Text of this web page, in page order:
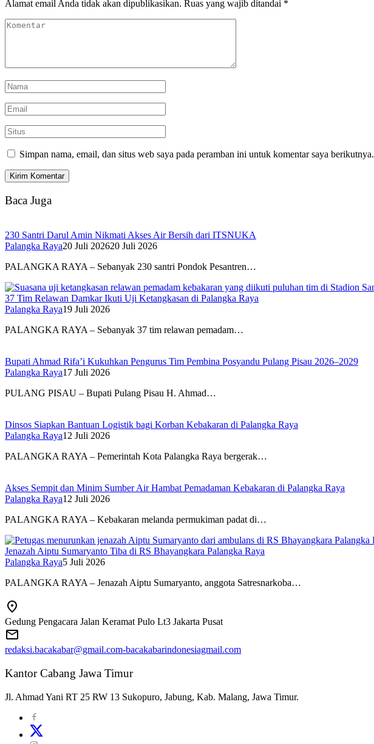
Alamat email Anda tidak akan dipublikasikan. Ruas yang wajib ditandai *
Simpan nama, email, dan situs web saya pada peramban ini untuk komentar saya berikutnya.
Baca Juga
230 Santri Darul Amin Nikmati Akses Air Bersih dari ITSNUKA
Palangka Raya20 Juli 202620 Juli 2026
PALANGKA RAYA – Sebanyak 230 santri Pondok Pesantren…
37 Tim Relawan Damkar Ikuti Uji Ketangkasan di Palangka Raya
Palangka Raya19 Juli 2026
PALANGKA RAYA – Sebanyak 37 tim relawan pemadam…
Bupati Ahmad Rifa’i Kukuhkan Pengurus Tim Pembina Posyandu Pulang Pisau 2026–2029
Palangka Raya17 Juli 2026
PULANG PISAU – Bupati Pulang Pisau H. Ahmad…
Dinsos Siapkan Bantuan Logistik bagi Korban Kebakaran di Palangka Raya
Palangka Raya12 Juli 2026
PALANGKA RAYA – Pemerintah Kota Palangka Raya bergerak…
Akses Sempit dan Minim Sumber Air Hambat Pemadaman Kebakaran di Palangka Raya
Palangka Raya12 Juli 2026
PALANGKA RAYA – Kebakaran melanda permukiman padat di…
Jenazah Aiptu Sumaryanto Tiba di RS Bhayangkara Palangka Raya
Palangka Raya5 Juli 2026
PALANGKA RAYA – Jenazah Aiptu Sumaryanto, anggota Satresnarkoba…
Gedung Pengacara Jalan Keramat Pulo Lt3 Jakarta Pusat
redaksi.bacakabar@gmail.com-bacakabarindonesiagmail.com
Kantor Cabang Jawa Timur
Jl. Ahmad Yani RT 25 RW 13 Sukopuro, Jabung, Kab. Malang, Jawa Timur.